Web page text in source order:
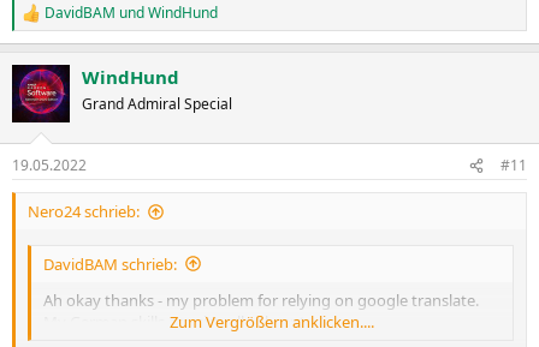
R
e
k
t
i
e
n
DavidBAM undWindHund
WindHund
Grand Admiral Special
19.05.2022 #11
Nero24 schrieb:
DavidBAM schrieb:
Ah okay thanks - my problem for relying on google translate.
My German skills are virtually absent
Zum Vergrößern anklicken....